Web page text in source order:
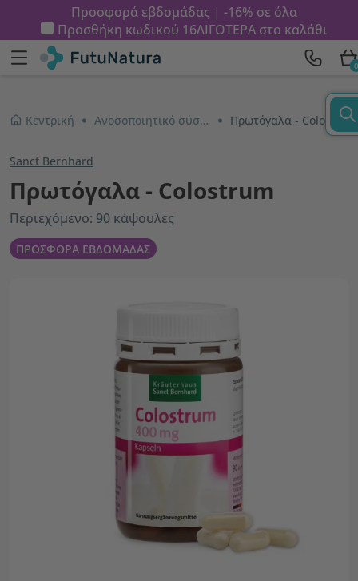
Προσφορά εβδομάδας | -16% σε όλα
Προσθήκη κωδικού 16ΛΙΓΟΤΕΡΑστο καλάθι
0
Κεντρική Ανοσοποιητικό σύστημα και ενέργεια Πρωτόγαλα - Colostrum
Sanct Bernhard
Πρωτόγαλα - Colostrum
Περιεχόμενο: 90 κάψουλες
ΠΡΟΣΦΟΡΑ ΕΒΔΟΜΑΔΑΣ